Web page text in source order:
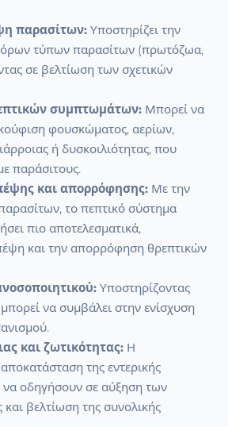
παρασίτων: Υποστηρίζει την
τύπων παρασίτων (πρωτόζωα,
σε βελτίωση των σχετικών
συμπτωμάτων: Μπορεί να
φουσκώματος, αερίων,
ή δυσκοιλιότητας, που
παράσιτους.
και απορρόφησης: Με την
το πεπτικό σύστημα
πιο αποτελεσματικά,
και την απορρόφηση θρεπτικών
Υποστηρίζοντας
μπορεί να συμβάλει στην ενίσχυση
και ζωτικότητας: Η
της εντερικής
να οδηγήσουν σε αύξηση των
και βελτίωση της συνολικής